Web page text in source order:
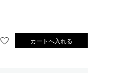
お気に入りに登録する
カートへ入れる